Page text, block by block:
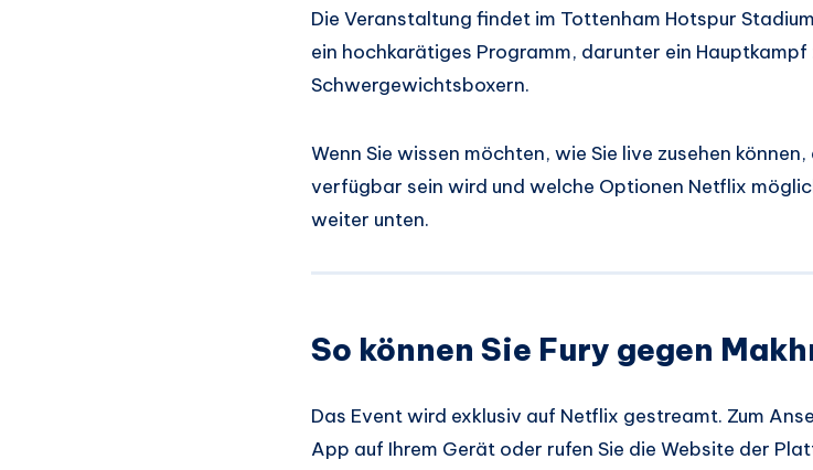
Die Veranstaltung findet im Tottenham Hotspur
ein hochkarätiges Programm, darunter ein
Schwergewichtsboxern.
Wenn Sie wissen möchten, wie Sie live zusehen
verfügbar sein wird und welche Optionen Netflix
weiter unten.
So können Sie Fury gegen
Das Event wird exklusiv auf Netflix gestreamt. Zum
App auf Ihrem Gerät oder rufen Sie die Website der